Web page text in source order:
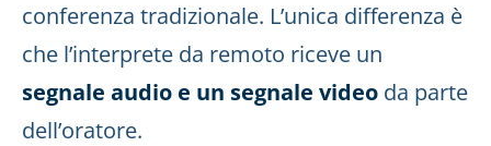
conferenza tradizionale. L’unica differenza è
che l’interprete da remoto riceve un
segnale audio e un segnale video da parte
dell’oratore.